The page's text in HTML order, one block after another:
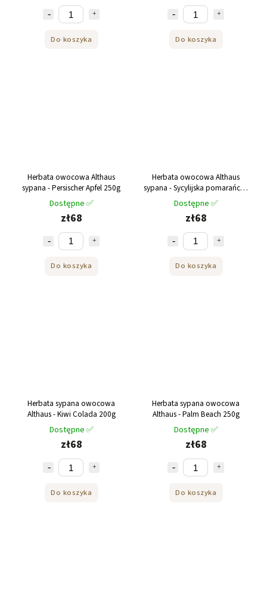
Do koszyka Do koszyka
Herbata owocowa Althaus
sypana - Persischer Apfel 250g
Dostępne ✅
zł68
Do koszyka
Herbata owocowa Althaus
sypana - Sycylijska pomarańcza
250g
Dostępne ✅
zł68
Do koszyka
Herbata sypana owocowa
Althaus - Kiwi Colada 200g
Dostępne ✅
zł68
Do koszyka
Herbata sypana owocowa
Althaus - Palm Beach 250g
Dostępne ✅
zł68
Do koszyka